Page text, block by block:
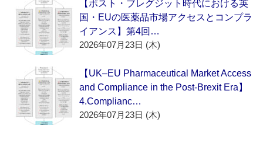
【ポスト・ブレグジット時代における英
国・EUの医薬品市場アクセスとコンプラ
イアンス】第4回…
2026年07月23日 (木)
【UK–EU Pharmaceutical Market Access
and Compliance in the Post-Brexit Era】
4.Complianc…
2026年07月23日 (木)